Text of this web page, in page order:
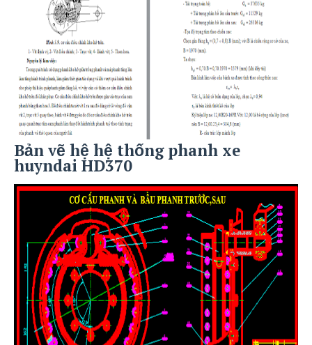
Bản vẽ hệ hệ thống phanh xe
huyndai HD370